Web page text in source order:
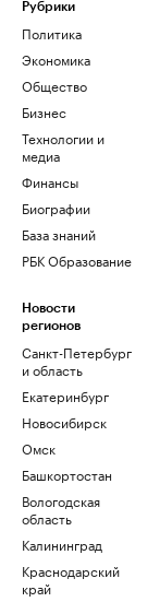
Рубрики
Политика
Экономика
Общество
Бизнес
Технологии и
медиа
Финансы
Биографии
База знаний
РБК Образование
Новости
регионов
Санкт-Петербург
и область
Екатеринбург
Новосибирск
Омск
Башкортостан
Вологодская
область
Калининград
Краснодарский
край